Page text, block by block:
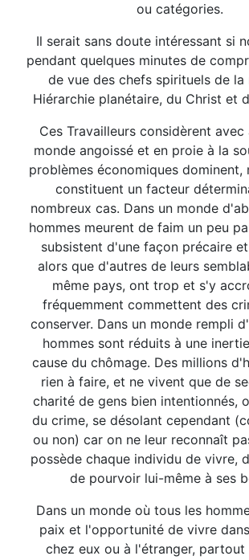
ou catégories.
Il serait sans doute intéressant si
pendant quelques minutes de
de vue des chefs spirituels de la
Hiérarchie planétaire, du Christ et
Ces Travailleurs considèrent
monde angoissé et en proie à la
problèmes économiques dominent,
constituent un facteur
nombreux cas. Dans un monde
hommes meurent de faim un peu
subsistent d'une façon précaire
alors que d'autres de leurs
même pays, ont trop et s'y
fréquemment commettent des
conserver. Dans un monde rempli
hommes sont réduits à une
cause du chômage. Des millions
rien à faire, et ne vivent que de
charité de gens bien intentionnés,
du crime, se désolant cependant
ou non) car on ne leur reconnaît
possède chaque individu de vivre,
de pourvoir lui-même à ses
Dans un monde où tous les
paix et l'opportunité de vivre
chez eux ou à l'étranger, partout